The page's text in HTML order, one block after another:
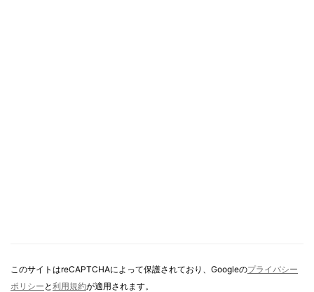
このサイトはreCAPTCHAによって保護されており、Googleのプライバシー
ポリシー と利用規約が適用されます。